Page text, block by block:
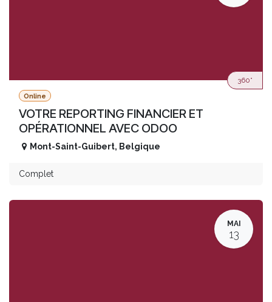
Online
VOTRE REPORTING FINANCIER ET
OPÉRATIONNEL AVEC ODOO
360°
Mont-Saint-Guibert, Belgique
Complet
MAI
13